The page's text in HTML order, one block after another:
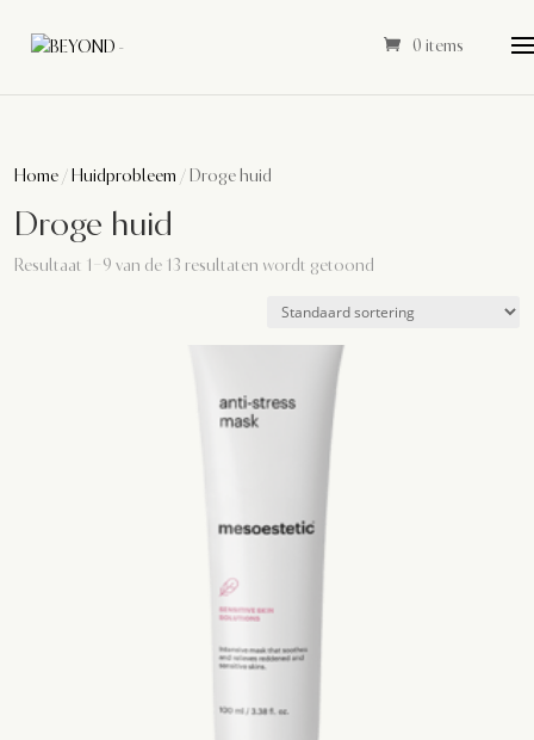
0 items
Home / Huidprobleem / Droge huid
Droge huid
Resultaat 1–9 van de 13 resultaten wordt getoond